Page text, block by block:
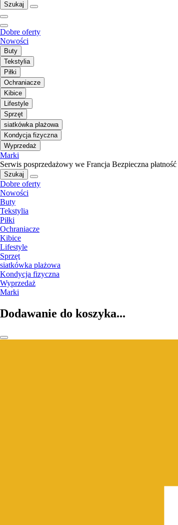
Szukaj
Dobre oferty
Nowości
Buty
Tekstylia
Piłki
Ochraniacze
Kibice
Lifestyle
Sprzęt
siatkówka plażowa
Kondycja fizyczna
Wyprzedaż
Marki
Serwis posprzedażowy we Francja Bezpieczna płatność
Szukaj
Dobre oferty
Nowości
Buty
Tekstylia
Piłki
Ochraniacze
Kibice
Lifestyle
Sprzęt
siatkówka plażowa
Kondycja fizyczna
Wyprzedaż
Marki
Dodawanie do koszyka...